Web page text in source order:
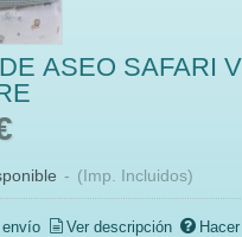
ASEO SAFARI
- (Imp. Incluidos)
Ver descripción